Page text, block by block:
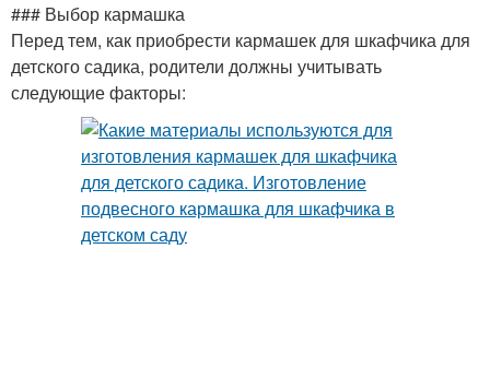
### Выбор кармашка
Перед тем, как приобрести кармашек для шкафчика для
детского садика, родители должны учитывать
следующие факторы: